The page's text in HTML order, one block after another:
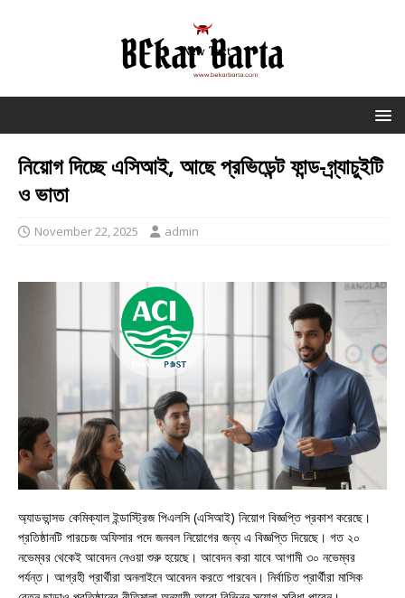
নিয়োগ দিচ্ছে এসিআই, আছে প্রভিডেন্ট ফান্ড-গ্র্যাচুইটি
ও ভাতা
November 22, 2025 admin
অ্যাডভান্সড কেমিক্যাল ইন্ডাস্ট্রিজ পিএলসি (এসিআই) নিয়োগ বিজ্ঞপ্তি প্রকাশ করেছে।
প্রতিষ্ঠানটি পারচেজ অফিসার পদে জনবল নিয়োগের জন্য এ বিজ্ঞপ্তি দিয়েছে। গত ২০
নভেম্বর থেকেই আবেদন নেওয়া শুরু হয়েছে। আবেদন করা যাবে আগামী ৩০ নভেম্বর
পর্যন্ত। আগ্রহী প্রার্থীরা অনলাইনে আবেদন করতে পারবেন। নির্বাচিত প্রার্থীরা মাসিক